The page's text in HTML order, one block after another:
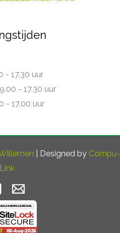
- 17.30 uur
- 17.30 uur
- 17.00 uur
| Designed by Compu-
Link